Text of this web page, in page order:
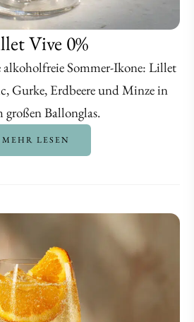
Vive 0%
Sommer-Ikone: Lillet
Gurke, Erdbeere und Minze in
großen Ballonglas.
MEHR LESEN